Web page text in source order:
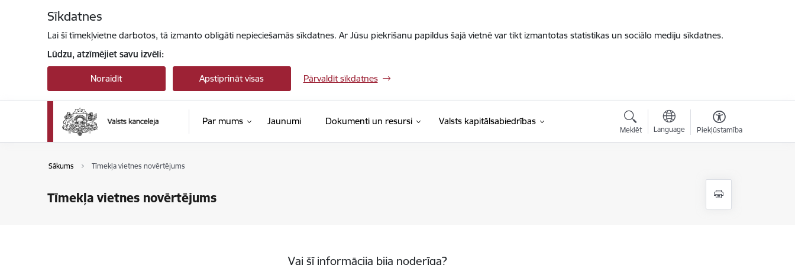
Sīkdatnes
Lai šī tīmekļvietne darbotos, tā izmanto obligāti nepieciešamās sīkdatnes. Ar Jūsu piekrišanu papildus šajā vietnē var tikt izmantotas statistikas un sociālo mediju sīkdatnes.
Lūdzu, atzīmējiet savu izvēli:
Noraidīt Apstiprināt visas Pārvaldīt sīkdatnes
Par mums Jaunumi Dokumenti un resursi Valsts kapitālsabiedrības
Meklēt Language Piekļūstamība
Sākums Tīmekļa vietnes novērtējums
Tīmekļa vietnes novērtējums
Vai šī informācija bija noderīga?